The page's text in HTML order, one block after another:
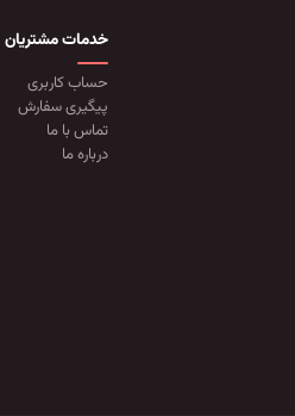
خدمات مشتریان
حساب کاربری
پیگیری سفارش
تماس با ما
درباره ما